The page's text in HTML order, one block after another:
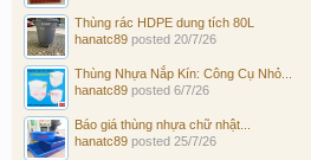
Thùng rác HDPE dung tích 80L
hanatc89 posted 20/7/26
Thùng Nhựa Nắp Kín: Công Cụ Nhỏ...
hanatc89 posted 6/7/26
Báo giá thùng nhựa chữ nhật...
hanatc89 posted 25/7/26